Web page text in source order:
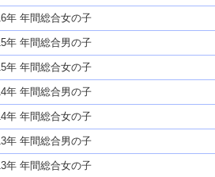
年 年間総合女の子
年 年間総合男の子
年 年間総合女の子
年 年間総合男の子
年 年間総合女の子
年 年間総合男の子
年 年間総合女の子